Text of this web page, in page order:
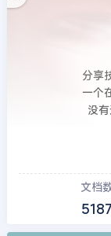
分享
一个
没
文档
5187